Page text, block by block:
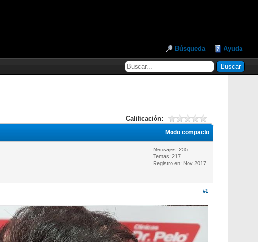
Búsqueda Ayuda
Calificación:
Modo compacto
Mensajes: 235
Temas: 217
Registro en: Nov 2017
#1